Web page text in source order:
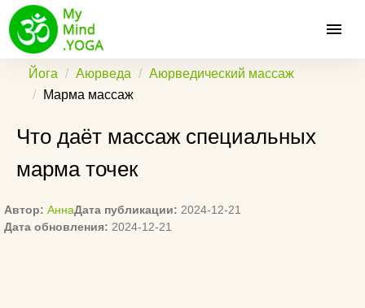
Йога Аюрведа
Аюрведический массаж
Марма массаж
Что даёт массаж специальных
марма точек
Автор: АннаДата публикации: 2024-12-21
Дата обновления: 2024-12-21